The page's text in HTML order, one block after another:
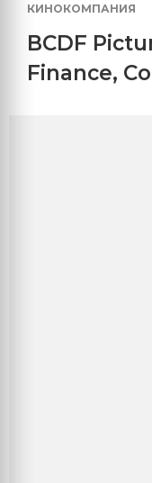
КИНОКОМПАНИЯ
BCDF
Finance,